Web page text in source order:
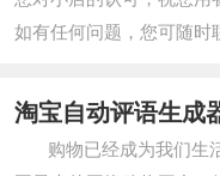
如有任何问题，您可随时
淘宝自动评语生成
购物已经成为我们生活